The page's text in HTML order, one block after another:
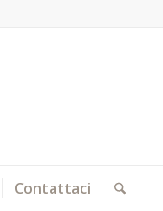
Contattaci